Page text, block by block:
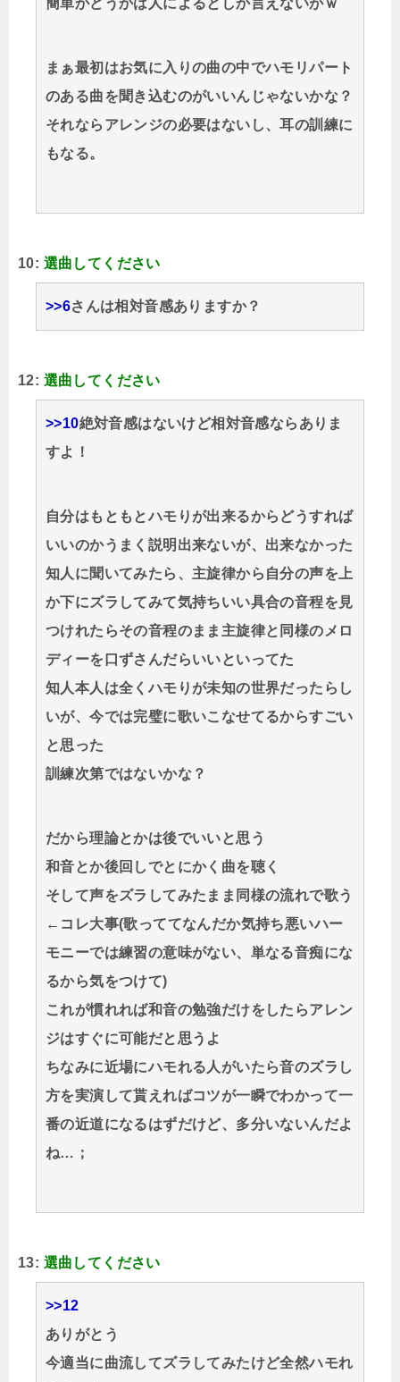
簡単かどうかは人によるとしか言えないがｗ
まぁ最初はお気に入りの曲の中でハモリパート
のある曲を聞き込むのがいいんじゃないかな？
それならアレンジの必要はないし、耳の訓練に
もなる。
10: 選曲してください
>>6さんは相対音感ありますか？
12: 選曲してください
>>10絶対音感はないけど相対音感ならありま
すよ！
自分はもともとハモりが出来るからどうすれば
いいのかうまく説明出来ないが、出来なかった
知人に聞いてみたら、主旋律から自分の声を上
か下にズラしてみて気持ちいい具合の音程を見
つけれたらその音程のまま主旋律と同様のメロ
ディーを口ずさんだらいいといってた
知人本人は全くハモりが未知の世界だったらし
いが、今では完璧に歌いこなせてるからすごい
と思った
訓練次第ではないかな？
だから理論とかは後でいいと思う
和音とか後回しでとにかく曲を聴く
そして声をズラしてみたまま同様の流れで歌う
←コレ大事(歌っててなんだか気持ち悪いハー
モニーでは練習の意味がない、単なる音痴にな
るから気をつけて)
これが慣れれば和音の勉強だけをしたらアレン
ジはすぐに可能だと思うよ
ちなみに近場にハモれる人がいたら音のズラし
方を実演して貰えればコツが一瞬でわかって一
番の近道になるはずだけど、多分いないんだよ
ね…；
13: 選曲してください
>>12
ありがとう
今適当に曲流してズラしてみたけど全然ハモれ